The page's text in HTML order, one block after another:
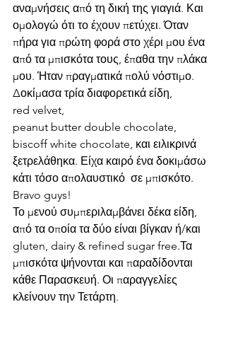
αναμνήσεις από τη δική της γιαγιά. Και
ομολογώ ότι το έχουν πετύχει. Όταν
πήρα για πρώτη φορά στο χέρι μου ένα
από τα μπισκότα τους, έπαθα την πλάκα
μου. Ήταν πραγματικά πολύ νόστιμο.
Δοκίμασα τρία διαφορετικά είδη,
red velvet,
peanut butter double chocolate,
biscoff white chocolate, και ειλικρινά
ξετρελάθηκα. Είχα καιρό ένα δοκιμάσω
κάτι τόσο απολαυστικό  σε μπισκότο.
Bravo guys!
Το μενού συμπεριλαμβάνει δέκα είδη,
από τα οποία τα δύο είναι βίγκαν ή/και
gluten, dairy & refined sugar free.Τα
μπισκότα ψήνονται και παραδίδονται
κάθε Παρασκευή. Οι παραγγελίες
κλείνουν την Τετάρτη.